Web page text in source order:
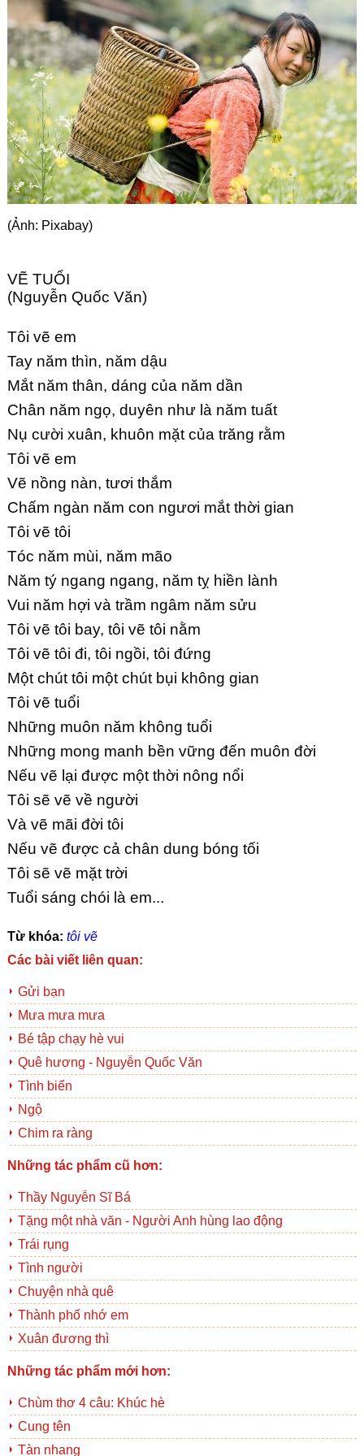
Góc chia sẻ
Liên hệ
Tìm kiếm
(Ảnh: Pixabay)
VẼ TUỔI
(Nguyễn Quốc Văn)
Tôi vẽ em
Tay năm thìn, năm dậu
Mắt năm thân, dáng của năm dần
Chân năm ngọ, duyên như là năm tuất
Nụ cười xuân, khuôn mặt của trăng rằm
Tôi vẽ em
Vẽ nồng nàn, tươi thắm
Chấm ngàn năm con ngươi mắt thời gian
Tôi vẽ tôi
Tóc năm mùi, năm mão
Năm tý ngang ngang, năm tỵ hiền lành
Vui năm hợi và trầm ngâm năm sửu
Tôi vẽ tôi bay, tôi vẽ tôi nằm
Tôi vẽ tôi đi, tôi ngồi, tôi đứng
Một chút tôi một chút bụi không gian
Tôi vẽ tuổi
Những muôn năm không tuổi
Những mong manh bền vững đến muôn đời
Nếu vẽ lại được một thời nông nổi
Tôi sẽ vẽ về người
Và vẽ mãi đời tôi
Nếu vẽ được cả chân dung bóng tối
Tôi sẽ vẽ mặt trời
Tuổi sáng chói là em...
Từ khóa: tôi vẽ
Các bài viết liên quan:
Gửi bạn
Mưa mưa mưa
Bé tập chạy hè vui
Quê hương - Nguyễn Quốc Văn
Tình biển
Ngộ
Chim ra ràng
Những tác phẩm cũ hơn:
Thầy Nguyễn Sĩ Bá
Tặng một nhà văn - Người Anh hùng lao động
Trái rụng
Tình người
Chuyện nhà quê
Thành phố nhớ em
Xuân đương thì
Những tác phẩm mới hơn:
Chùm thơ 4 câu: Khúc hè
Cung tên
Tàn nhang